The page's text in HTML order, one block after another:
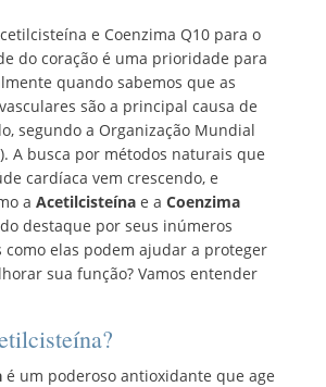
e Coenzima Q10 para o
do coração é uma prioridade para
quando sabemos que as
são a principal causa de
segundo a Organização Mundial
A busca por métodos naturais que
cardíaca vem crescendo, e
a Acetilcisteínae a Coenzima
destaque por seus inúmeros
como elas podem ajudar a proteger
sua função? Vamos entender
é um poderoso antioxidante que age